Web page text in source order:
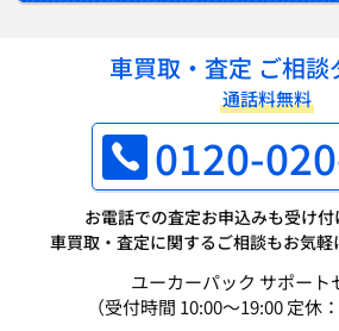
車買取・査定 ご相談
通話料無料
0120-
お電話での査定お申込みも受け付
車買取・査定に関するご相談もお気軽
ユーカーパック サポート
（受付時間 10:00～19:00 定休